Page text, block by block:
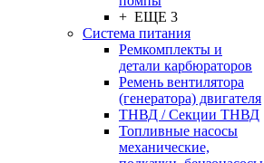
+ ЕЩЕ 3
Система питания
Ремкомплекты и
детали карбюраторов
Ремень вентилятора
(генератора) двигателя
ТНВД / Секции ТНВД
Топливные насосы
механические,